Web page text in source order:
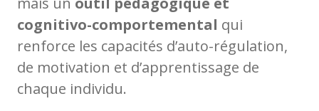
cognitivo-comportemental qui
renforce les capacités d’auto-régulation,
de motivation et d’apprentissage de
chaque individu.